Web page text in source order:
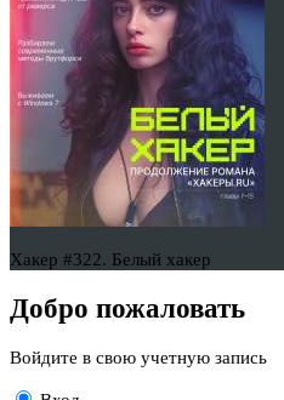
Хакер #322. Белый хакер
Добро пожаловать
Войдите в свою учетную запись